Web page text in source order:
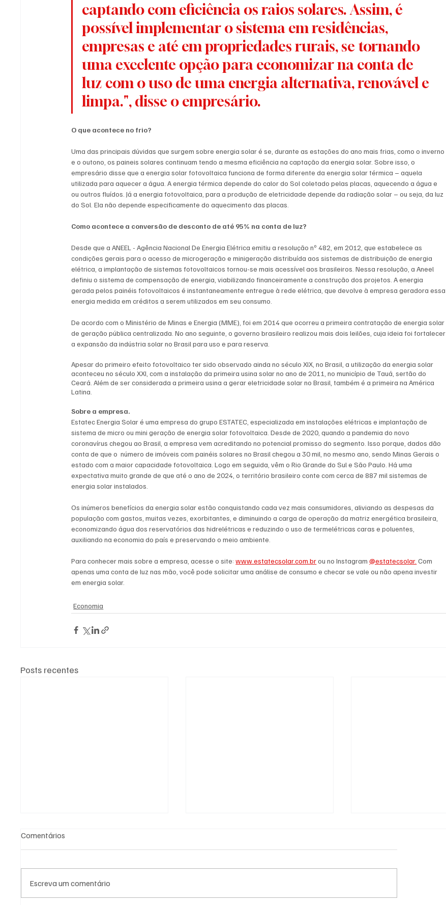
captando com eficiência os raios solares. Assim, é
possível implementar o sistema em residências,
empresas e até em propriedades rurais, se tornando
uma excelente opção para economizar na conta de
luz com o uso de uma energia alternativa, renovável e
limpa.", disse o empresário.
O que acontece no frio?
Uma das principais dúvidas que surgem sobre energia solar é se, durante as estações do ano mais frias, como o inverno
e o outono, os paineis solares continuam tendo a mesma eficiência na captação da energia solar. Sobre isso, o
empresário disse que a energia solar fotovoltaica funciona de forma diferente da energia solar térmica – aquela
utilizada para aquecer a água. A energia térmica depende do calor do Sol coletado pelas placas, aquecendo a água e
ou outros fluídos. Já a energia fotovoltaica, para a produção de eletricidade depende da radiação solar – ou seja, da luz
do Sol. Ela não depende especificamente do aquecimento das placas.
Como acontece a conversão de desconto de até 95% na conta de luz?
Desde que a ANEEL - Agência Nacional De Energia Elétrica emitiu a resolução nº 482, em 2012, que estabelece as
condições gerais para o acesso de microgeração e minigeração distribuída aos sistemas de distribuição de energia
elétrica, a implantação de sistemas fotovoltaicos tornou-se mais acessível aos brasileiros. Nessa resolução, a Aneel
definiu o sistema de compensação de energia, viabilizando financeiramente a construção dos projetos. A energia
gerada pelos painéis fotovoltaicos é instantaneamente entregue à rede elétrica, que devolve à empresa geradora essa
energia medida em créditos a serem utilizados em seu consumo.
De acordo com o Ministério de Minas e Energia (MME), foi em 2014 que ocorreu a primeira contratação de energia solar
de geração pública centralizada. No ano seguinte, o governo brasileiro realizou mais dois leilões, cuja ideia foi fortalecer
a expansão da indústria solar no Brasil para uso e para reserva.
Apesar do primeiro efeito fotovoltaico ter sido observado ainda no século XIX, no Brasil, a utilização da energia solar
aconteceu no século XXI, com a instalação da primeira usina solar no ano de 2011, no município de Tauá, sertão do
Ceará. Além de ser considerada a primeira usina a gerar eletricidade solar no Brasil, também é a primeira na América
Latina.
Sobre a empresa.
Estatec Energia Solar é uma empresa do grupo ESTATEC, especializada em instalações elétricas e implantação de
sistema de micro ou mini geração de energia solar fotovoltaica. Desde de 2020, quando a pandemia do novo
coronavírus chegou ao Brasil, a empresa vem acreditando no potencial promisso do segmento. Isso porque, dados dão
conta de que o  número de imóveis com painéis solares no Brasil chegou a 30 mil, no mesmo ano, sendo Minas Gerais o
estado com a maior capacidade fotovoltaica. Logo em seguida, vêm o Rio Grande do Sul e São Paulo. Há uma
expectativa muito grande de que até o ano de 2024, o território brasileiro conte com cerca de 887 mil sistemas de
energia solar instalados.
Os inúmeros benefícios da energia solar estão conquistando cada vez mais consumidores, aliviando as despesas da
população com gastos, muitas vezes, exorbitantes, e diminuindo a carga de operação da matriz energética brasileira,
economizando água dos reservatórios das hidrelétricas e reduzindo o uso de termelétricas caras e poluentes,
auxiliando na economia do país e preservando o meio ambiente.
Para conhecer mais sobre a empresa, acesse o site: www.estatecsolar.com.br ou no Instagram @estatecsolar. Com
apenas uma conta de luz nas mão, você pode solicitar uma análise de consumo e checar se vale ou não apena investir
em energia solar.
Economia
Posts recentes
Comentários
Escreva um comentário